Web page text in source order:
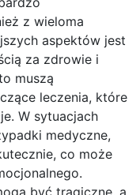
z wieloma
aspektów jest
za zdrowie i
muszą
leczenia, które
W sytuacjach
medyczne,
co może